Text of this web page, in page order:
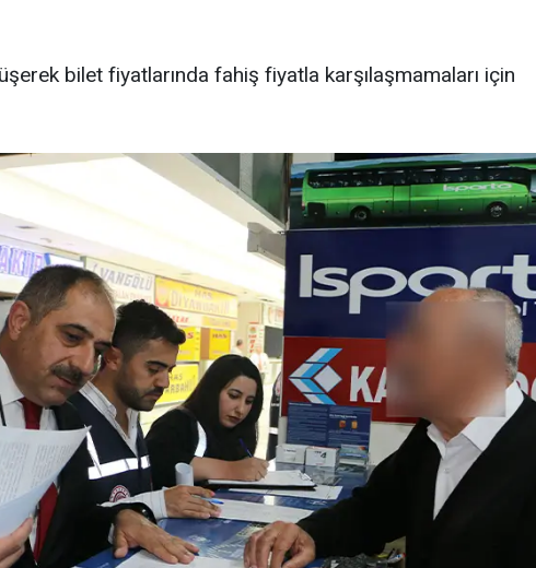
bilet fiyatlarında fahiş fiyatla karşılaşmamaları için